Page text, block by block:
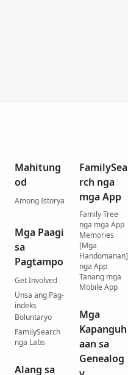
Mahitung
od
Among Istorya
Mga Paagi
sa
Pagtampo
Get Involved
Unsa ang Pag-
indeks
Boluntaryo
FamilySearch
nga Labs
Alang sa
FamilySea
rch nga
mga App
Family Tree
nga mga App
Memories
[Mga
Handomanan]
nga App
Tanang mga
Mobile App
Mga
Kapanguh
aan sa
Genealog